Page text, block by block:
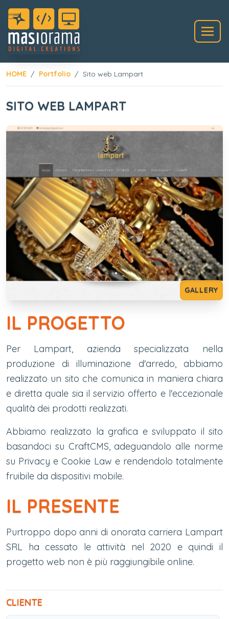
HOME Portfolio Sito web Lampart
SITO WEB LAMPART
GALLERY
IL PROGETTO
Per Lampart, azienda specializzata nella
produzione di illuminazione d'arredo, abbiamo
realizzato un sito che comunica in maniera chiara
e diretta quale sia il servizio offerto e l'eccezionale
qualità dei prodotti realizzati.
Abbiamo realizzato la grafica e sviluppato il sito
basandoci su CraftCMS, adeguandolo alle norme
su Privacy e Cookie Law e rendendolo totalmente
fruibile da dispositivi mobile.
IL PRESENTE
Purtroppo dopo anni di onorata carriera Lampart
SRL ha cessato le attività nel 2020 e quindi il
progetto web non è più raggiungibile online.
CLIENTE